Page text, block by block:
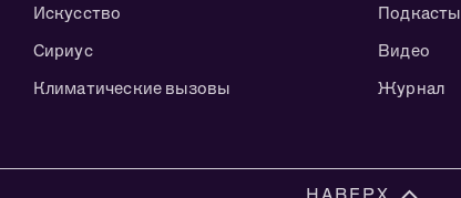
Искусство
Сириус
Климатические вызовы
Подкасты
Видео
Журнал